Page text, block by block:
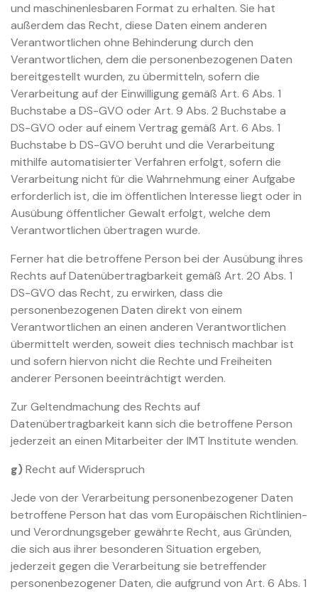
und maschinenlesbaren Format zu erhalten. Sie hat
außerdem das Recht, diese Daten einem anderen
Verantwortlichen ohne Behinderung durch den
Verantwortlichen, dem die personenbezogenen Daten
bereitgestellt wurden, zu übermitteln, sofern die
Verarbeitung auf der Einwilligung gemäß Art. 6 Abs. 1
Buchstabe a DS-GVO oder Art. 9 Abs. 2 Buchstabe a
DS-GVO oder auf einem Vertrag gemäß Art. 6 Abs. 1
Buchstabe b DS-GVO beruht und die Verarbeitung
mithilfe automatisierter Verfahren erfolgt, sofern die
Verarbeitung nicht für die Wahrnehmung einer Aufgabe
erforderlich ist, die im öffentlichen Interesse liegt oder in
Ausübung öffentlicher Gewalt erfolgt, welche dem
Verantwortlichen übertragen wurde.
Ferner hat die betroffene Person bei der Ausübung ihres
Rechts auf Datenübertragbarkeit gemäß Art. 20 Abs. 1
DS-GVO das Recht, zu erwirken, dass die
personenbezogenen Daten direkt von einem
Verantwortlichen an einen anderen Verantwortlichen
übermittelt werden, soweit dies technisch machbar ist
und sofern hiervon nicht die Rechte und Freiheiten
anderer Personen beeinträchtigt werden.
Zur Geltendmachung des Rechts auf
Datenübertragbarkeit kann sich die betroffene Person
jederzeit an einen Mitarbeiter der IMT Institute wenden.
g)Recht auf Widerspruch
Jede von der Verarbeitung personenbezogener Daten
betroffene Person hat das vom Europäischen Richtlinien-
und Verordnungsgeber gewährte Recht, aus Gründen,
die sich aus ihrer besonderen Situation ergeben,
jederzeit gegen die Verarbeitung sie betreffender
personenbezogener Daten, die aufgrund von Art. 6 Abs. 1